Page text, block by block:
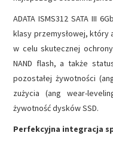
ADATA ISMS312 SATA III
klasy przemysłowej, który
w celu skutecznej
NAND flash, a także
pozostałej żywotności
zużycia (ang wear-
żywotność dysków SSD.
Perfekcyjna integracja